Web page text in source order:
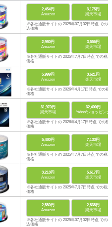
2,454円
Amazon
3,175円
楽天市場
※各社通販サイトの 2025年07月02日時点 での税
込価格
2,980円
Amazon
3,556円
楽天市場
※各社通販サイトの 2025年7月7日時点 での税込
価格
5,999円
Amazon
3,621円
楽天市場
※各社通販サイトの 2026年4月17日時点 での税
価格
31,970円
楽天市場
32,400円
Yahoo!ショッピング
※各社通販サイトの 2026年4月17日時点 での税
価格
5,480円
Amazon
7,133円
楽天市場
※各社通販サイトの 2025年7月7日時点 での税込
価格
3,218円
Amazon
5,617円
楽天市場
※各社通販サイトの 2025年7月7日時点 での税込
価格
2,580円
Amazon
2,838円
楽天市場
※各社通販サイトの 2025年07月02日時点 での税
込価格